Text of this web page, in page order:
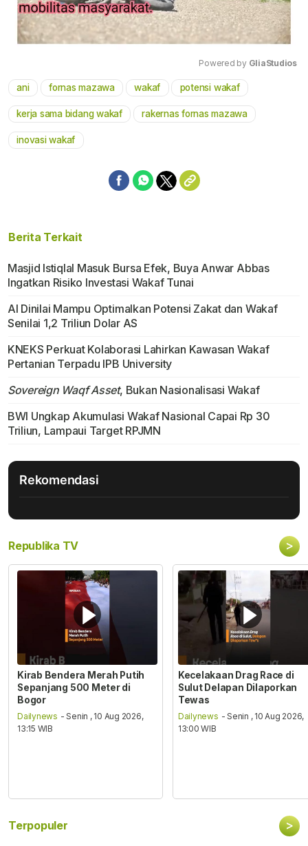
Powered by GliaStudios
ani fornas mazawa wakaf potensi wakaf
kerja sama bidang wakaf rakernas fornas mazawa
inovasi wakaf
Berita Terkait
Masjid Istiqlal Masuk Bursa Efek, Buya Anwar Abbas
Ingatkan Risiko Investasi Wakaf Tunai
AI Dinilai Mampu Optimalkan Potensi Zakat dan Wakaf
Senilai 1,2 Triliun Dolar AS
KNEKS Perkuat Kolaborasi Lahirkan Kawasan Wakaf
Pertanian Terpadu IPB University
Sovereign Waqf Asset, Bukan Nasionalisasi Wakaf
BWI Ungkap Akumulasi Wakaf Nasional Capai Rp 30
Triliun, Lampaui Target RPJMN
Rekomendasi
Republika TV >
Kirab Bendera Merah Putih
Sepanjang 500 Meter di
Bogor
Dailynews - Senin , 10 Aug 2026,
13:15 WIB
Kecelakaan Drag Race di
Sulut Delapan Dilaporkan
Tewas
Dailynews - Senin , 10 Aug 2026,
13:00 WIB
Terpopuler >